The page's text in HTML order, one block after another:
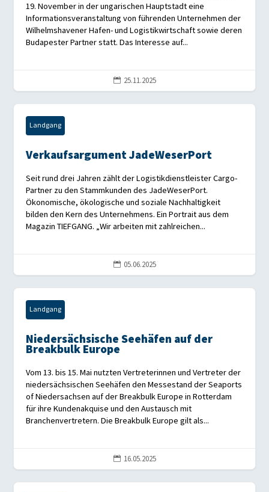
19. November in der ungarischen Hauptstadt eine
Informationsveranstaltung von führenden Unternehmen der
Wilhelmshavener Hafen- und Logistikwirtschaft sowie deren
Budapester Partner statt. Das Interesse auf...
 25.11.2025
Landgang
Verkaufsargument JadeWeserPort
Seit rund drei Jahren zählt der Logistikdienstleister Cargo-
Partner zu den Stammkunden des JadeWeserPort.
Ökonomische, ökologische und soziale Nachhaltigkeit
bilden den Kern des Unternehmens. Ein Portrait aus dem
Magazin TIEFGANG. „Wir arbeiten mit zahlreichen...
 05.06.2025
Landgang
Niedersächsische Seehäfen auf der
Breakbulk Europe
Vom 13. bis 15. Mai nutzten Vertreterinnen und Vertreter der
niedersächsischen Seehäfen den Messestand der Seaports
of Niedersachsen auf der Breakbulk Europe in Rotterdam
für ihre Kundenakquise und den Austausch mit
Branchenvertretern. Die Breakbulk Europe gilt als...
 16.05.2025